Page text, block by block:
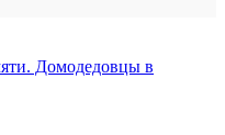
Домодедовцы в